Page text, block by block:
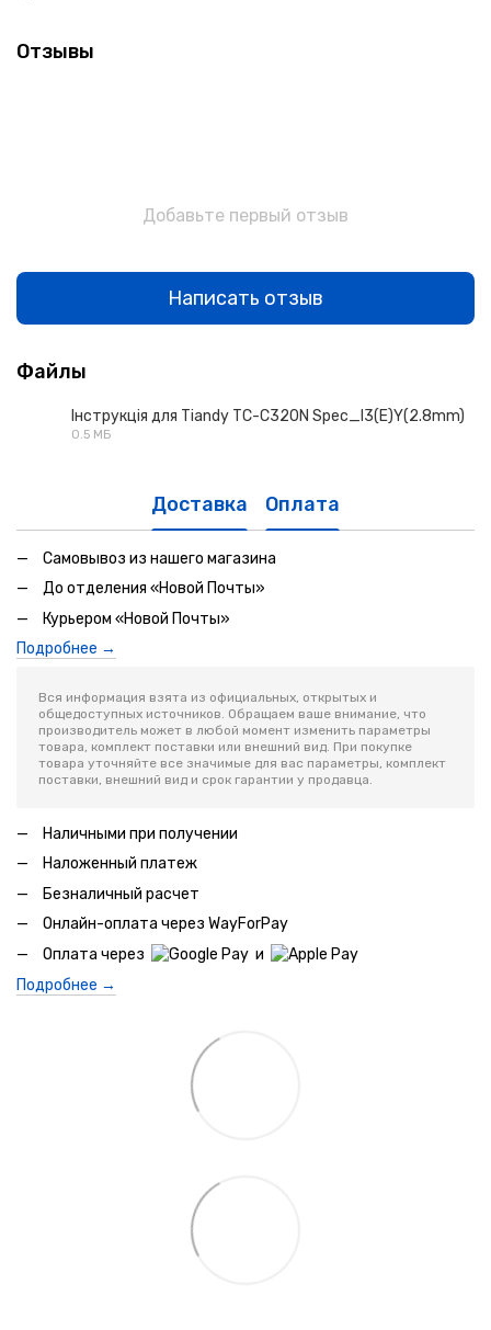
Отзывы
Добавьте первый отзыв
Написать отзыв
Файлы
Інструкція для Tiandy TC-C320N Spec_I3(E)Y(2.8mm)
0.5 МБ
Доставка Оплата
Самовывоз из нашего магазина
До отделения «Новой Почты»
Курьером «Новой Почты»
Подробнее →
Вся информация взята из официальных, открытых и
общедоступных источников. Обращаем ваше внимание, что
производитель может в любой момент изменить параметры
товара, комплект поставки или внешний вид. При покупке
товара уточняйте все значимые для вас параметры, комплект
поставки, внешний вид и срок гарантии у продавца.
Наличными при получении
Наложенный платеж
Безналичный расчет
Онлайн-оплата через WayForPay
Оплата через
и
Подробнее →